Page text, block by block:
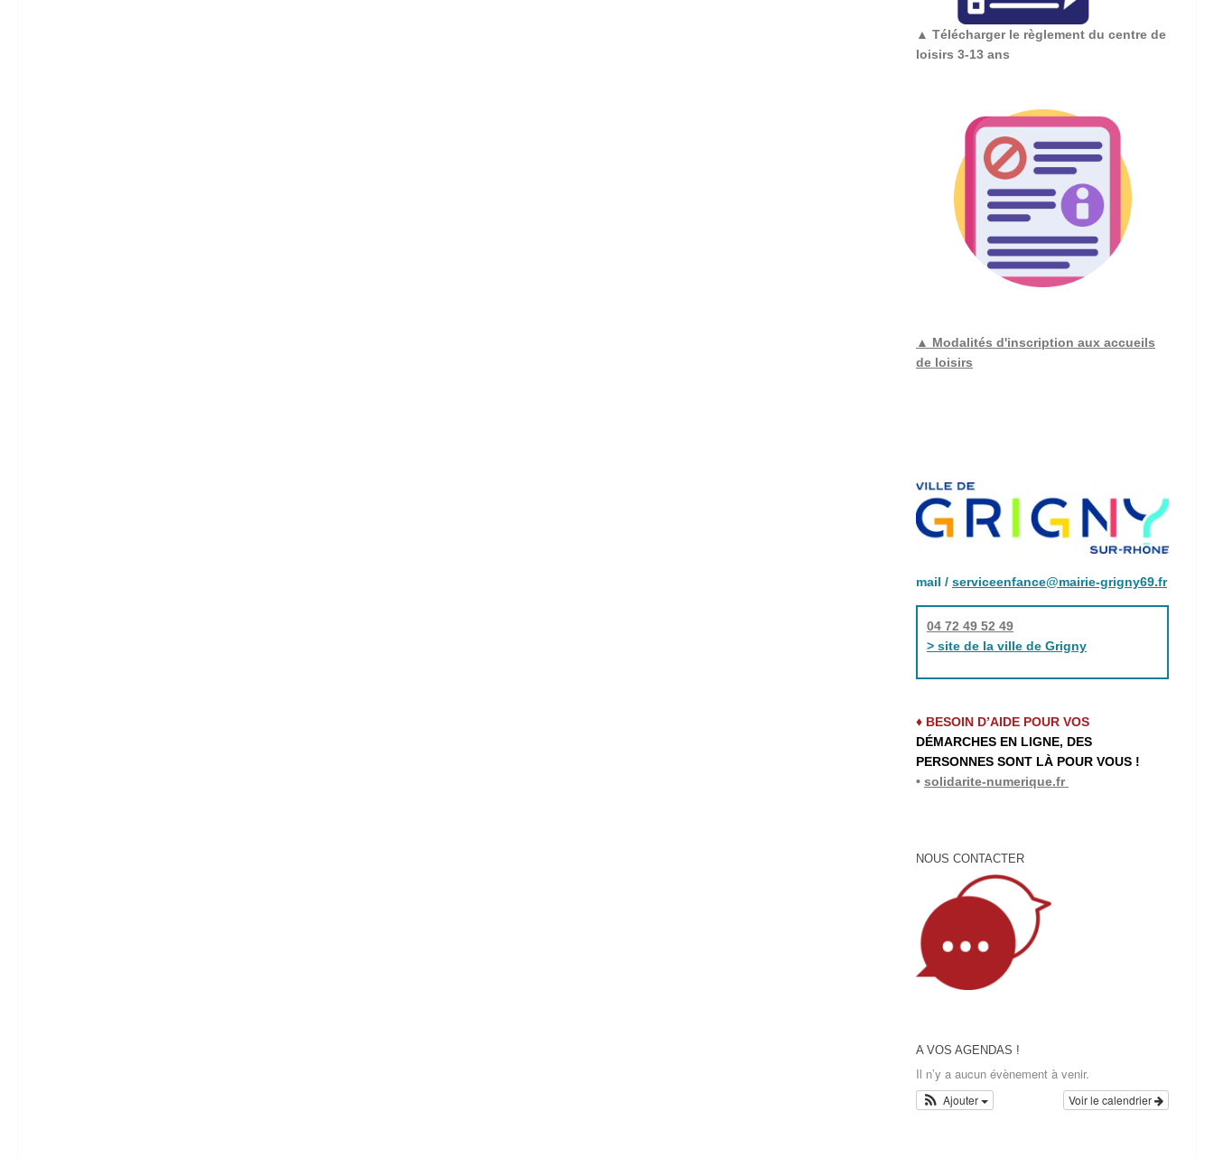
▲ Télécharger le règlement du centre de
loisirs 3-13 ans
▲ Modalités d'inscription aux accueils
de loisirs
mail / serviceenfance@mairie-grigny69.fr
04 72 49 52 49
> site de la ville de Grigny
♦ BESOIN D’AIDE POUR VOS
DÉMARCHES EN LIGNE, DES
PERSONNES SONT LÀ POUR VOUS !
• solidarite-numerique.fr
NOUS CONTACTER
A VOS AGENDAS !
Il n’y a aucun évènement à venir.
Voir le calendrier
Ajouter